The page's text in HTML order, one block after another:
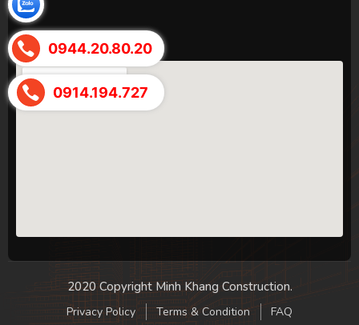
BẢN ĐỒ
2020 Copyright Minh Khang Construction.
Privacy Policy Terms & Condition FAQ
0944.20.80.20
0914.194.727